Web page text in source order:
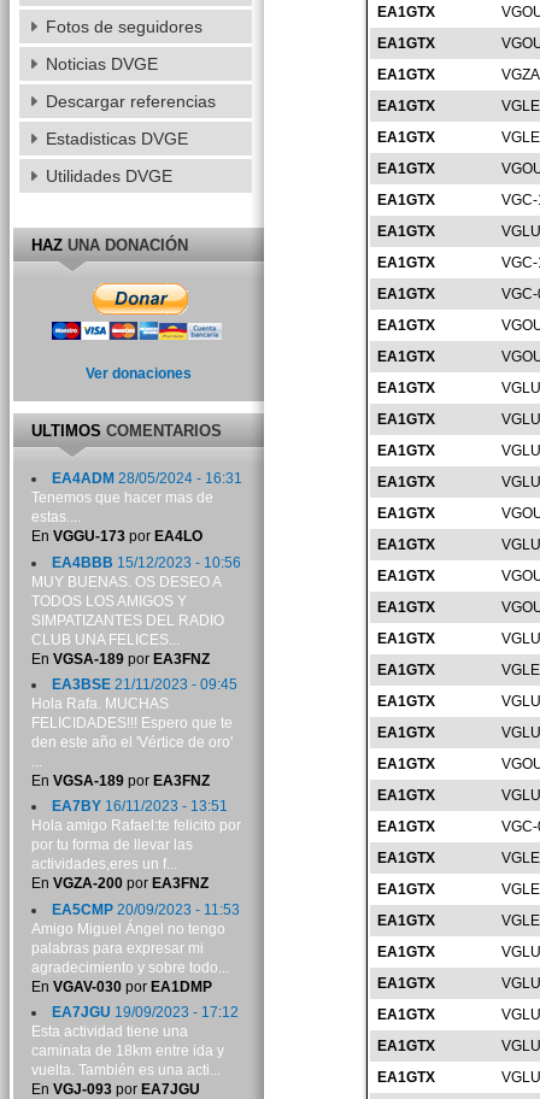
EA1GTX
EA1GTX
EA1GTX
EA1GTX
EA1GTX
EA1GTX
EA1GTX
EA1GTX
EA1GTX
EA1GTX
EA1GTX
EA1GTX
EA1GTX
EA1GTX
EA1GTX
EA1GTX
EA1GTX
EA1GTX
EA1GTX
EA1GTX
EA1GTX
EA1GTX
EA1GTX
EA1GTX
EA1GTX
EA1GTX
EA1GTX
EA1GTX
EA1GTX
EA1GTX
EA1GTX
EA1GTX
EA1GTX
EA1GTX
EA1GTX
Fotos de seguidores
Noticias DVGE
Descargar referencias
Estadisticas DVGE
Utilidades DVGE
HAZUNA DONACIÓN
Ver donaciones
ULTIMOSCOMENTARIOS
EA4ADM 28/05/2024 - 16:31
Tenemos que hacer mas de
estas....
En VGGU-173por EA4LO
EA4BBB 15/12/2023 - 10:56
MUY BUENAS. OS DESEO A
TODOS LOS AMIGOS Y
SIMPATIZANTES DEL RADIO
CLUB UNA FELICES...
En VGSA-189por EA3FNZ
EA3BSE21/11/2023 - 09:45
Hola Rafa. MUCHAS
FELICIDADES!!! Espero que te
den este año el 'Vértice de oro'
...
En VGSA-189por EA3FNZ
EA7BY16/11/2023 - 13:51
Hola amigo Rafael:te felicito por
por tu forma de llevar las
actividades,eres un f...
En VGZA-200por EA3FNZ
EA5CMP20/09/2023 - 11:53
Amigo Miguel Ángel no tengo
palabras para expresar mi
agradecimiento y sobre todo...
En VGAV-030por EA1DMP
EA7JGU 19/09/2023 - 17:12
Esta actividad tiene una
caminata de 18km entre ida y
vuelta. También es una acti...
En VGJ-093por EA7JGU